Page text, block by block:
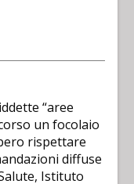
“aree
un focolaio
rispettare
diffuse
Istituto